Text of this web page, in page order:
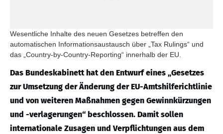
Wesentliche Inhalte des neuen Gesetzes betreffen den
automatischen Informationsaustausch über „Tax Rulings“ und
das „Country-by-Country-Reporting“ innerhalb der EU.
Das Bundeskabinett hat den Entwurf eines „Gesetzes
zur Umsetzung der Änderung der EU-Amtshilferichtlinie
und von weiteren Maßnahmen gegen Gewinnkürzungen
und -verlagerungen“ beschlossen. Damit sollen
internationale Zusagen und Verpflichtungen aus dem